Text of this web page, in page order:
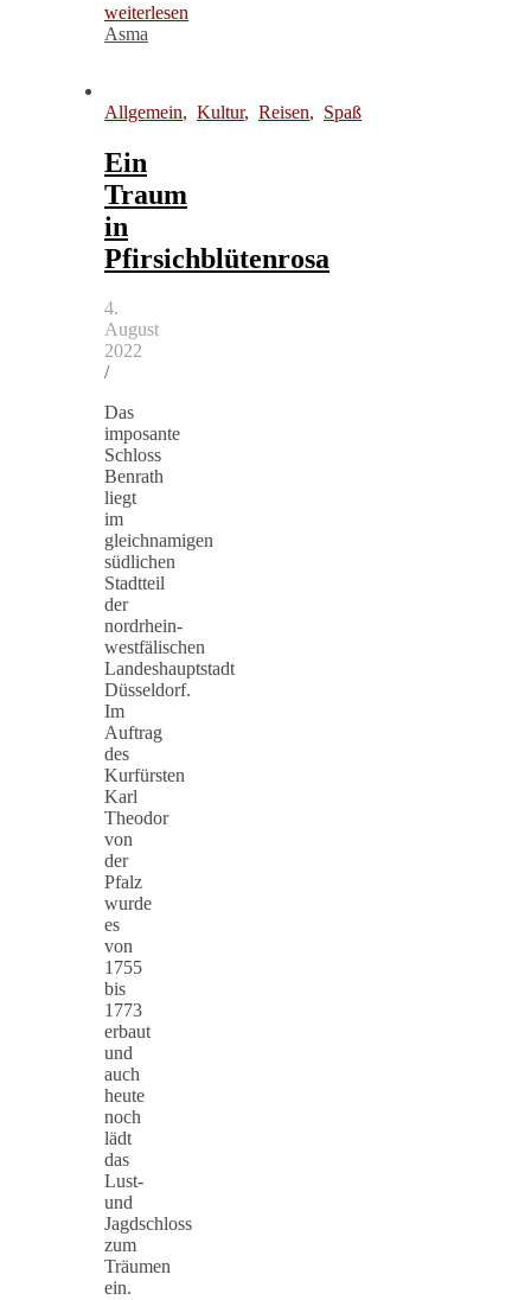
weiterlesen
Asma
Allgemein, Kultur, Reisen, Spaß
Ein
Traum
in
Pfirsichblütenrosa
4.
August
2022
/
Das
imposante
Schloss
Benrath
liegt
im
gleichnamigen
südlichen
Stadtteil
der
nordrhein-
westfälischen
Landeshauptstadt
Düsseldorf.
Im
Auftrag
des
Kurfürsten
Karl
Theodor
von
der
Pfalz
wurde
es
von
1755
bis
1773
erbaut
und
auch
heute
noch
lädt
das
Lust-
und
Jagdschloss
zum
Träumen
ein.